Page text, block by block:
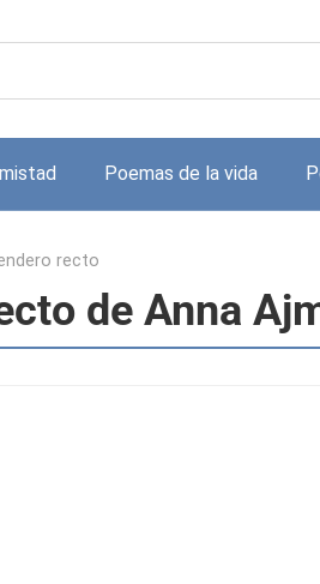
Poemas de la vida
recto
de Anna